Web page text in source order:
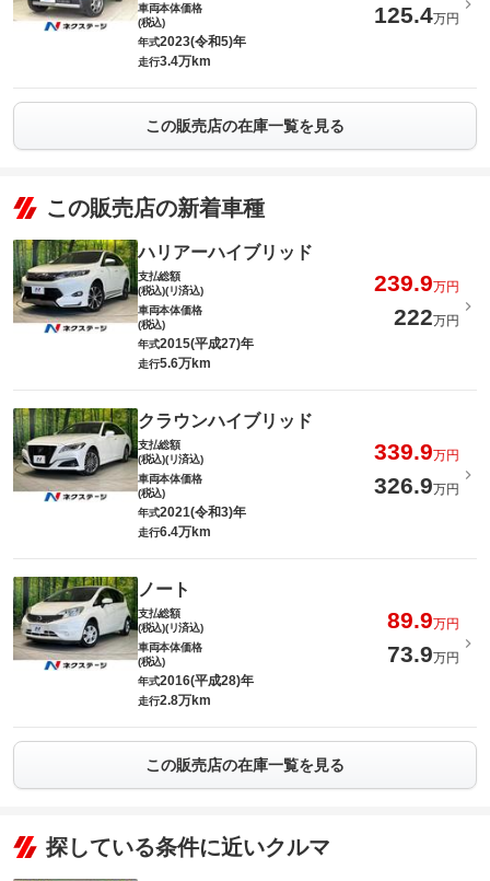
車両本体価格
(税込)
125.4万円
年式2023(令和5)年
走行3.4万km
この販売店の在庫一覧を見る
この販売店の新着車種
ハリアーハイブリッド
支払総額
(税込)(リ済込)
239.9万円
車両本体価格
(税込)
222万円
年式2015(平成27)年
走行5.6万km
クラウンハイブリッド
支払総額
(税込)(リ済込)
339.9万円
車両本体価格
(税込)
326.9万円
年式2021(令和3)年
走行6.4万km
ノート
支払総額
(税込)(リ済込)
89.9万円
車両本体価格
(税込)
73.9万円
年式2016(平成28)年
走行2.8万km
この販売店の在庫一覧を見る
探している条件に近いクルマ